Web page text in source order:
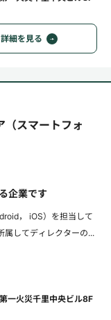
詳細を見る
（スマートフォ
企業です
， iOS）を担当して
属してディレクターの...
一火災千里中央ビル8F